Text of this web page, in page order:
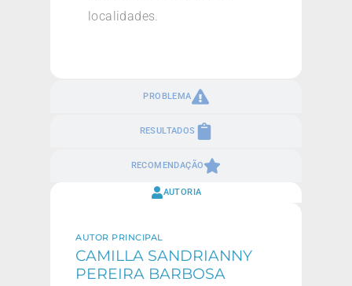
PROBLEMA
RESULTADOS
RECOMENDAÇÃO
localidades.
AUTORIA
AUTOR PRINCIPAL
CAMILLA SANDRIANNY
PEREIRA BARBOSA